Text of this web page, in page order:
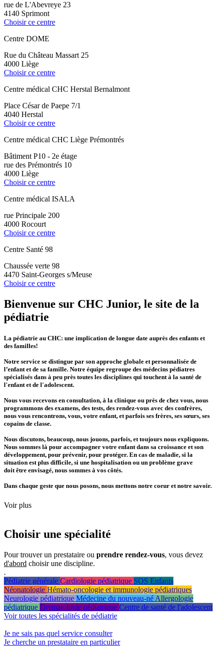
rue de L'Abevreye 23
4140 Sprimont
Choisir ce centre
Centre DOME
Rue du Château Massart 25
4000 Liège
Choisir ce centre
Centre médical CHC Herstal Bernalmont
Place César de Paepe 7/1
4040 Herstal
Choisir ce centre
Centre médical CHC Liège Prémontrés
Bâtiment P10 - 2e étage
rue des Prémontrés 10
4000 Liège
Choisir ce centre
Centre médical ISALA
rue Principale 200
4000 Rocourt
Choisir ce centre
Centre Santé 98
Chaussée verte 98
4470 Saint-Georges s/Meuse
Choisir ce centre
Bienvenue sur CHC Junior, le site de la
pédiatrie
La pédiatrie au CHC: une implication de longue date auprès des enfants et
des familles!
Notre service se distingue par son approche globale et personnalisée de
l’enfant et de sa famille. Notre équipe regroupe des médecins pédiatres
spécialisés dans à peu près toutes les disciplines qui touchent à la santé de
l'enfant et de l'adolescent.
Nous vous recevons en consultation, à la clinique ou près de chez vous, nous
programmons des examens, des tests, des rendez-vous avec des confrères,
nous vous rencontrons, vous, votre enfant, et parfois ses frères, ses sœurs, ses
copains de classe.
Nous discutons, beaucoup, nous jouons, parfois, et toujours nous expliquons.
Nous sommes là pour accompagner votre enfant dans sa croissance et son
développement, pour prévenir, pour protéger. En cas de maladie, si la
situation est plus difficile, si une hospitalisation ou un problème grave
doit être envisagé, nous sommes à vos côtés.
Dans chaque geste que nous posons, nous mettons notre coeur et notre savoir.
Voir plus
Choisir une spécialité
Pour trouver un prestataire ou prendre rendez-vous, vous devez
d'abord choisir une discipline.
.
Pédiatrie générale Cardiologie pédiatrique SOS Enfants
Néonatologie Hémato-oncologie et immunologie pédiatriques
Neurologie pédiatrique Médecine du nouveau-né Allergologie
pédiatrique Dermatologie pédiatrique Centre de santé de l'adolescent
Voir toutes les spécialités de pédiatrie
Je ne sais pas quel service consulter
Je cherche un prestataire en particulier